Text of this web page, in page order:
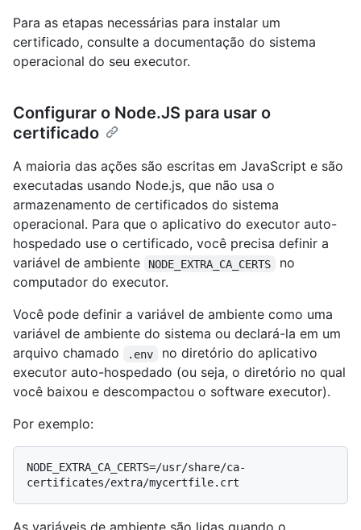
Para as etapas necessárias para instalar um
certificado, consulte a documentação do sistema
operacional do seu executor.
Configurar o Node.JS para usar o
certificado
A maioria das ações são escritas em JavaScript e são
executadas usando Node.js, que não usa o
armazenamento de certificados do sistema
operacional. Para que o aplicativo do executor auto-
hospedado use o certificado, você precisa definir a
variável de ambiente
NODE_EXTRA_CA_CERTS
no
computador do executor.
Você pode definir a variável de ambiente como uma
variável de ambiente do sistema ou declará-la em um
arquivo chamado
.env
no diretório do aplicativo
executor auto-hospedado (ou seja, o diretório no qual
você baixou e descompactou o software executor).
Por exemplo:
NODE_EXTRA_CA_CERTS=/usr/share/ca-